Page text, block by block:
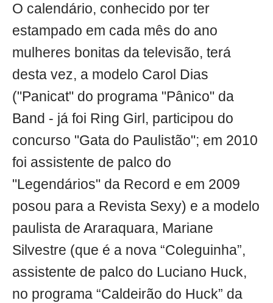
O calendário, conhecido por ter
estampado em cada mês do ano
mulheres bonitas da televisão, terá
desta vez, a modelo Carol Dias
("Panicat" do programa "Pânico" da
Band - já foi Ring Girl, participou do
concurso "Gata do Paulistão"; em 2010
foi assistente de palco do
"Legendários" da Record e em 2009
posou para a Revista Sexy) e a modelo
paulista de Araraquara, Mariane
Silvestre (que é a nova “Coleguinha”,
assistente de palco do Luciano Huck,
no programa “Caldeirão do Huck” da